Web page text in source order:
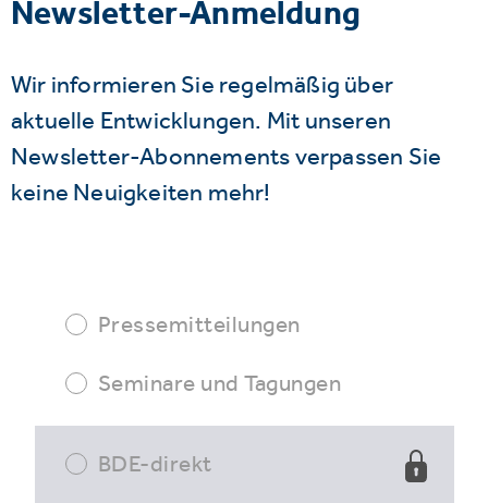
Newsletter-Anmeldung
Wir informieren Sie regelmäßig über
aktuelle Entwicklungen. Mit unseren
Newsletter-Abonnements verpassen Sie
keine Neuigkeiten mehr!
Pressemitteilungen
Seminare und Tagungen
BDE-direkt